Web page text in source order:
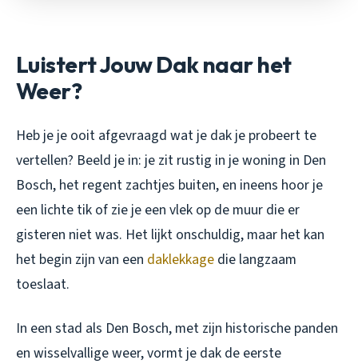
Luistert Jouw Dak naar het
Weer?
Heb je je ooit afgevraagd wat je dak je probeert te
vertellen? Beeld je in: je zit rustig in je woning in Den
Bosch, het regent zachtjes buiten, en ineens hoor je
een lichte tik of zie je een vlek op de muur die er
gisteren niet was. Het lijkt onschuldig, maar het kan
het begin zijn van een daklekkage die langzaam
toeslaat.
In een stad als Den Bosch, met zijn historische panden
en wisselvallige weer, vormt je dak de eerste